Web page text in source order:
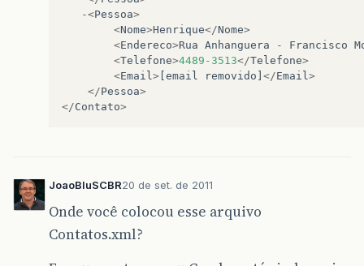
</body>
-<Pessoa>
<Nome>Henrique</Nome>
<Endereco>Rua Anhanguera - Francisco
<Telefone>4489-3513</Telefone>
<Email > [email removido ] </Email >
</Pessoa>
</Contato>
JoaoBluSCBR20 de set. de 2011
Onde você colocou esse arquivo
Contatos.xml?